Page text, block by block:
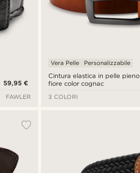
59,95 €
FAWLER
Cintura elastica in pelle pieno
fiore color cognac
Vera Pelle Personalizzabile
3 COLORI